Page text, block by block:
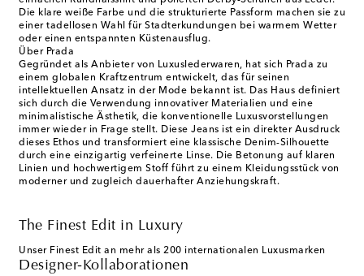
Die klare weiße Farbe und die strukturierte Passform machen sie zu
einer tadellosen Wahl für Stadterkundungen bei warmem Wetter
oder einen entspannten Küstenausflug.
Über Prada
Gegründet als Anbieter von Luxuslederwaren, hat sich Prada zu
einem globalen Kraftzentrum entwickelt, das für seinen
intellektuellen Ansatz in der Mode bekannt ist. Das Haus definiert
sich durch die Verwendung innovativer Materialien und eine
minimalistische Ästhetik, die konventionelle Luxusvorstellungen
immer wieder in Frage stellt. Diese Jeans ist ein direkter Ausdruck
dieses Ethos und transformiert eine klassische Denim-Silhouette
durch eine einzigartig verfeinerte Linse. Die Betonung auf klaren
Linien und hochwertigem Stoff führt zu einem Kleidungsstück von
moderner und zugleich dauerhafter Anziehungskraft.
The Finest Edit in Luxury
Unser Finest Edit an mehr als 200 internationalen Luxusmarken
Designer-Kollaborationen